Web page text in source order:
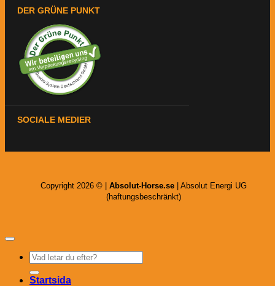
DER GRÜNE PUNKT
SOCIALE MEDIER
Copyright 2026 © | Absolut-Horse.se | Absolut Energi UG
(haftungsbeschränkt)
Sök
efter:
Startsida